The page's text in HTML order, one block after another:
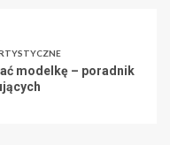
modelkę – poradnik